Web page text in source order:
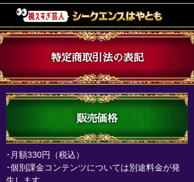
特定商取引法の表記
販売価格
･月額330円（税込）
･個別課金コンテンツについては別途料金が発